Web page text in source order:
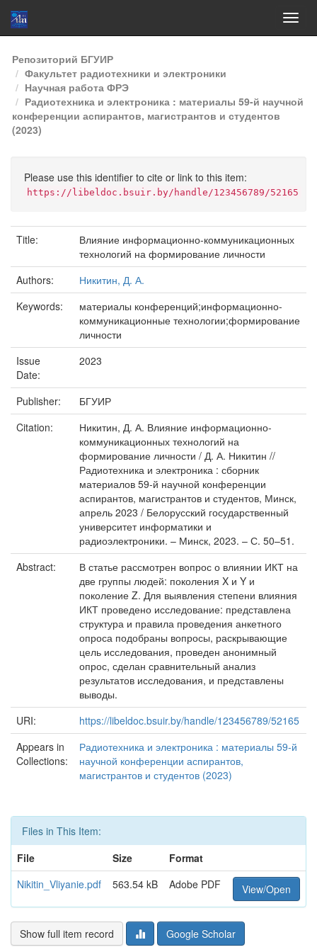
Skip
navigation
Репозиторий БГУИР
Факультет радиотехники и электроники
Научная работа ФРЭ
Радиотехника и электроника : материалы 59-й научной
конференции аспирантов, магистрантов и студентов
(2023)
Please use this identifier to cite or link to this item:
https://libeldoc.bsuir.by/handle/123456789/52165
Title:
Влияние информационно-коммуникационных
технологий на формирование личности
Authors:
Никитин, Д. А.
Keywords:
материалы конференций;информационно-
коммуникационные технологии;формирование
личности
Issue
Date:
2023
Publisher:
БГУИР
Citation:
Никитин, Д. А. Влияние информационно-
коммуникационных технологий на
формирование личности / Д. А. Никитин //
Радиотехника и электроника : сборник
материалов 59-й научной конференции
аспирантов, магистрантов и студентов, Минск,
апрель 2023 / Белорусский государственный
университет информатики и
радиоэлектроники. – Минск, 2023. – С. 50–51.
Abstract:
В статье рассмотрен вопрос о влиянии ИКТ на
две группы людей: поколения X и Y и
поколение Z. Для выявления степени влияния
ИКТ проведено исследование: представлена
структура и правила проведения анкетного
опроса подобраны вопросы, раскрывающие
цель исследования, проведен анонимный
опрос, сделан сравнительный анализ
результатов исследования, и представлены
выводы.
URI:
https://libeldoc.bsuir.by/handle/123456789/52165
Appears in
Collections:
Радиотехника и электроника : материалы 59-й
научной конференции аспирантов,
магистрантов и студентов (2023)
Files in This Item:
File
Size
Format
Nikitin_Vliyanie.pdf
563.54 kB Adobe PDF View/Open
Show full item record Google Scholar